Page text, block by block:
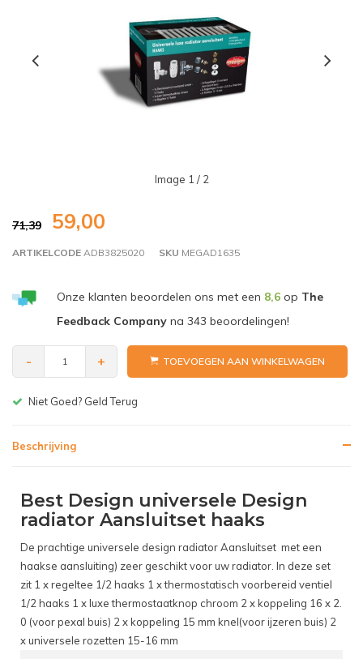
Image 1 / 2
71,39 59,00
ARTIKELCODE ADB3825020 SKU MEGAD1635
Onze klanten beoordelen ons met een 8,6op The
Feedback Companyna 343 beoordelingen!
- + TOEVOEGEN AAN WINKELWAGEN
Gratis bezorgen v.a. € 150,-(NL)
Beschrijving
Best Design universele Design
radiator Aansluitset haaks
De prachtige universele design radiator Aansluitset met een
haakse aansluiting) zeer geschikt voor uw radiator. In deze set
zit 1 x regeltee 1/2 haaks 1 x thermostatisch voorbereid ventiel
1/2 haaks 1 x luxe thermostaatknop chroom 2 x koppeling 16 x 2.
0 (voor pexal buis) 2 x koppeling 15 mm knel(voor ijzeren buis) 2
x universele rozetten 15-16 mm